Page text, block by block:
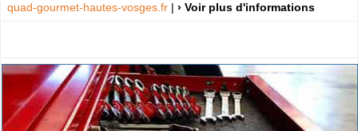
quad-gourmet-hautes-vosges.fr | › Voir plus d'informations